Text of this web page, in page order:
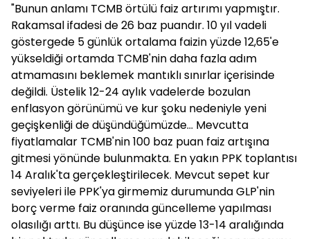
"Bunun anlamı TCMB örtülü faiz artırımı yapmıştır.
Rakamsal ifadesi de 26 baz puandır. 10 yıl vadeli
göstergede 5 günlük ortalama faizin yüzde 12,65'e
yükseldiği ortamda TCMB'nin daha fazla adım
atmamasını beklemek mantıklı sınırlar içerisinde
değildi. Üstelik 12-24 aylık vadelerde bozulan
enflasyon görünümü ve kur şoku nedeniyle yeni
geçişkenliği de düşündüğümüzde... Mevcutta
fiyatlamalar TCMB'nin 100 baz puan faiz artışına
gitmesi yönünde bulunmakta. En yakın PPK toplantısı
14 Aralık'ta gerçekleştirilecek. Mevcut sepet kur
seviyeleri ile PPK'ya girmemiz durumunda GLP'nin
borç verme faiz oranında güncelleme yapılması
olasılığı arttı. Bu düşünce ise yüzde 13-14 aralığında